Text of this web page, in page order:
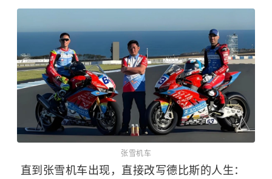
张雪机车
直到张雪机车出现，直接改写德比斯的人生：